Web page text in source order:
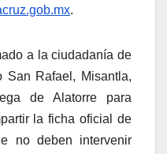
.
a la ciudadanía de
San Rafael, Misantla,
de Alatorre para
la ficha oficial de
no deben intervenir